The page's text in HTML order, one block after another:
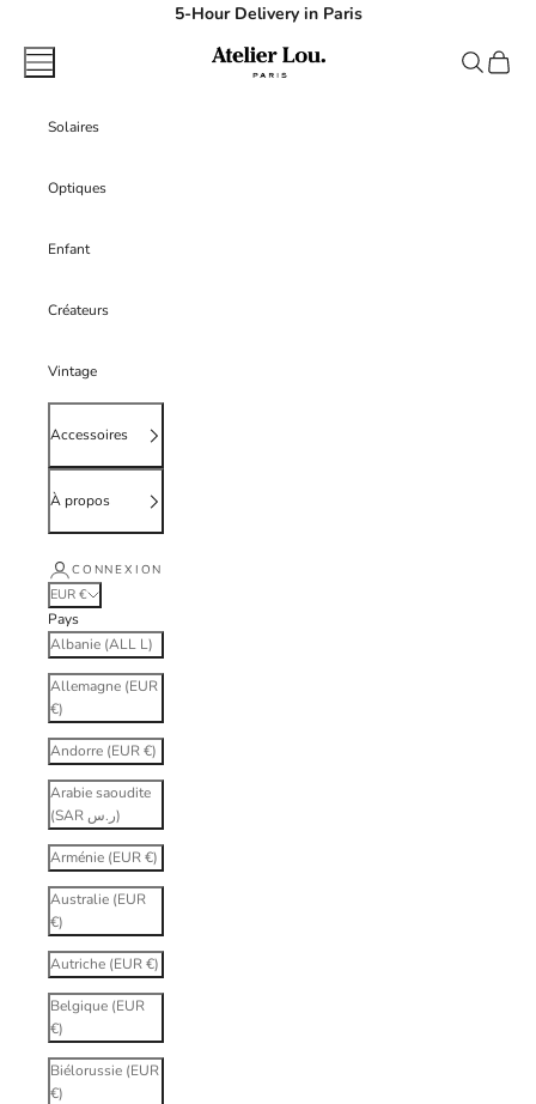
5-Hour Delivery in Paris
atelierlouparis
Menu Recherche
Panier
Solaires
Optiques
Enfant
Créateurs
Vintage
Accessoires
À propos
CONNEXION
EUR €
Pays
Albanie (ALL L)
Allemagne (EUR
€)
Andorre (EUR €)
Arabie saoudite
(SAR ر.س)
Arménie (EUR €)
Australie (EUR
€)
Autriche (EUR €)
Belgique (EUR
€)
Biélorussie (EUR
€)